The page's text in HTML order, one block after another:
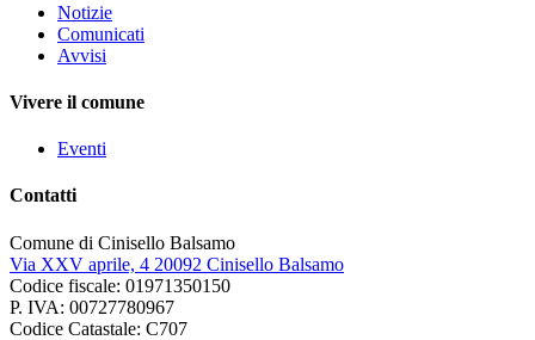
Notizie
Comunicati
Avvisi
Vivere il comune
Eventi
Contatti
Comune di Cinisello Balsamo
Via XXV aprile, 4 20092 Cinisello Balsamo
Codice fiscale: 01971350150
P. IVA: 00727780967
Codice Catastale: C707